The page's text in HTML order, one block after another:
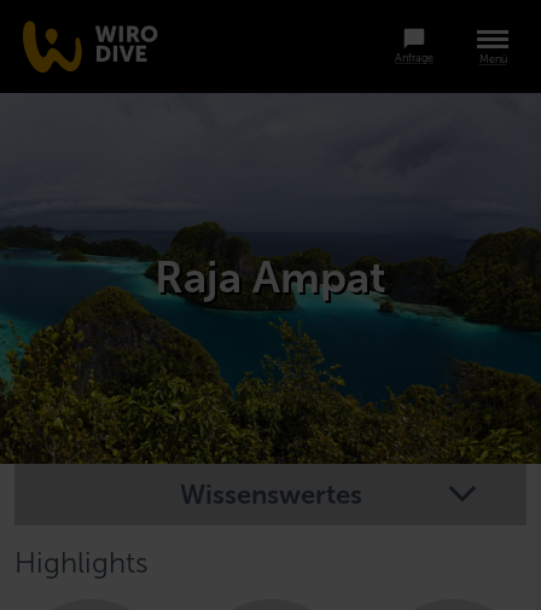
Menü
Anfrage
Raja Ampat
Wissenswertes
Highlights